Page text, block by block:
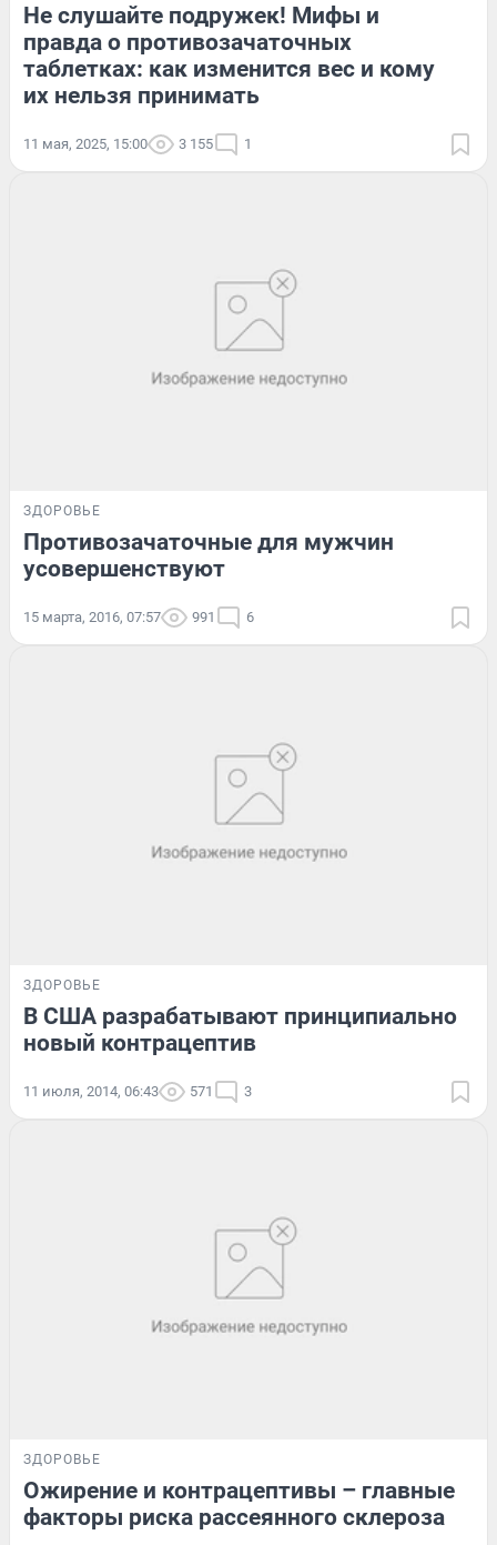
Не слушайте подружек! Мифы и
правда о противозачаточных
таблетках: как изменится вес и кому
их нельзя принимать
11 мая, 2025, 15:00 3 155 1
ЗДОРОВЬЕ
Противозачаточные для мужчин
усовершенствуют
15 марта, 2016, 07:57 991 6
ЗДОРОВЬЕ
В США разрабатывают принципиально
новый контрацептив
11 июля, 2014, 06:43 571 3
ЗДОРОВЬЕ
Ожирение и контрацептивы – главные
факторы риска рассеянного склероза